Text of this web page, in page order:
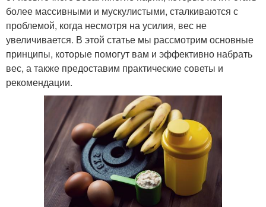
более массивными и мускулистыми, сталкиваются с
проблемой, когда несмотря на усилия, вес не
увеличивается. В этой статье мы рассмотрим основные
принципы, которые помогут вам и эффективно набрать
вес, а также предоставим практические советы и
рекомендации.